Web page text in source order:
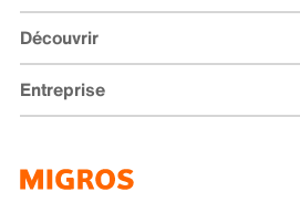
Livraison et frais de livraison
Abonnement de livraison
Moyens de paiement
Cumulus
Découvrir
Migusto
iMpuls
Entreprise
Développement durable